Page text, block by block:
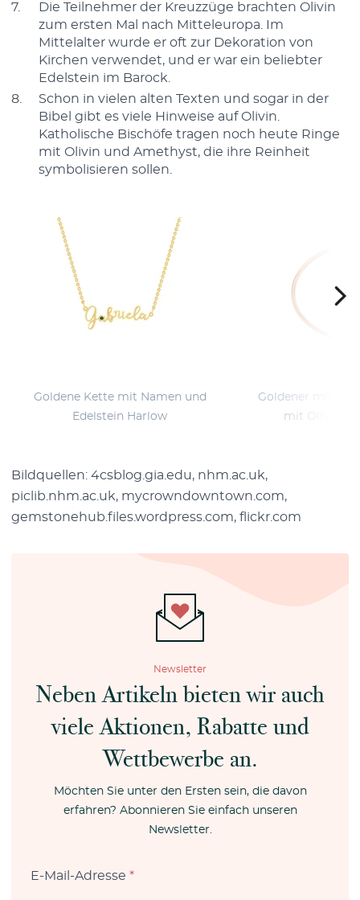
Die Teilnehmer der Kreuzzüge brachten Olivin
zum ersten Mal nach Mitteleuropa. Im
Mittelalter wurde er oft zur Dekoration von
Kirchen verwendet, und er war ein beliebter
Edelstein im Barock.
Schon in vielen alten Texten und sogar in der
Bibel gibt es viele Hinweise auf Olivin.
Katholische Bischöfe tragen noch heute Ringe
mit Olivin und Amethyst, die ihre Reinheit
symbolisieren sollen.
Goldene Kette mit Namen und
Edelstein Harlow
Goldener
mit
Bildquellen: 4csblog.gia.edu, nhm.ac.uk,
piclib.nhm.ac.uk, mycrowndowntown.com,
gemstonehub.files.wordpress.com, flickr.com
Newsletter
Neben Artikeln bieten wir auch
viele Aktionen, Rabatte und
Wettbewerbe an.
Möchten Sie unter den Ersten sein, die davon
erfahren? Abonnieren Sie einfach unseren
Newsletter.
E-Mail-Adresse *